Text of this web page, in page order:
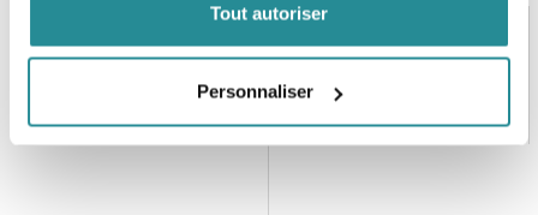
Tout autoriser
Personnaliser
PAIEMENT SÉCURISÉ
STOCK EN TEMPS RÉEL